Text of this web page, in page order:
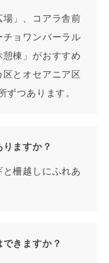
」、コアラ舎前
ョワンバーラル
棟」がおすすめ
とオセアニア区
ずつあります。
ますか？
と柵越しにふれあ
きますか？